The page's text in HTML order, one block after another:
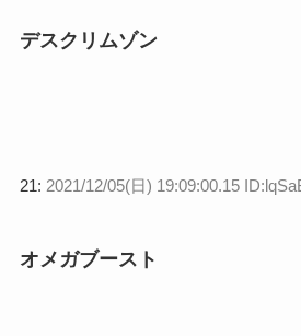
デスクリムゾン
21: 2021/12/05(日) 19:09:00.15
オメガブースト